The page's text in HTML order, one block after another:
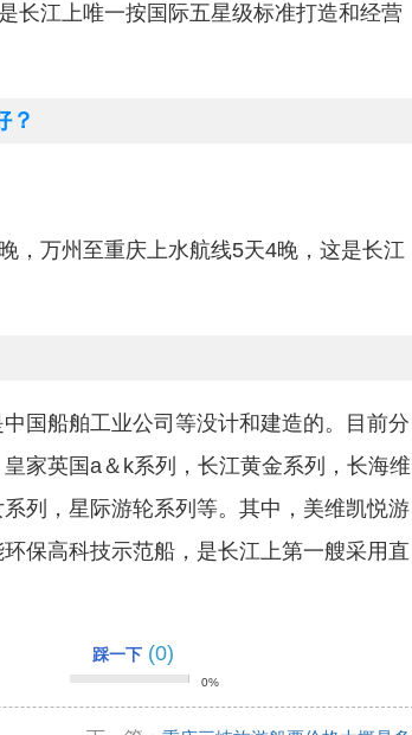
长江上唯一按国际五星级标准打造和经营
？
，万州至重庆上水航线5天4晚，这是长江
国船舶工业公司等没计和建造的。目前分
家英国a＆k系列，长江黄金系列，长海维
列，星际游轮系列等。其中，美维凯悦游
保高科技示范船，是长江上第一艘采用直
踩一下 (0)
0%